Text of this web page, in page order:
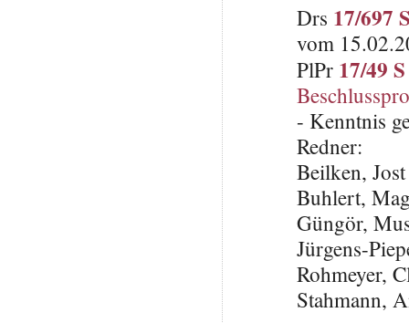
Drs 17/697
vom
PlPr 17/49 S
- Kenntnis
Redner:
Beilken,
Buhlert,
Güngör,
Jürgens-
Rohmeyer,
Stahmann,